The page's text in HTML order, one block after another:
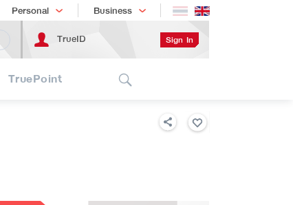
Personal
Shopping Business
เทรนด์เทคโนโลยี
TrueID Sign In
TruePoint